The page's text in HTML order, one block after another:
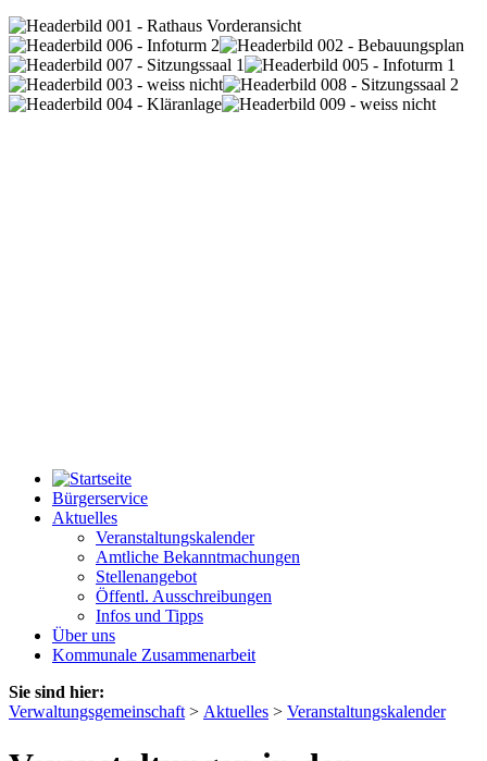
Bürgerservice
Aktuelles
Veranstaltungskalender
Amtliche Bekanntmachungen
Stellenangebot
Öffentl. Ausschreibungen
Infos und Tipps
Über uns
Kommunale Zusammenarbeit
Sie sind hier:
Verwaltungsgemeinschaft > Aktuelles > Veranstaltungskalender